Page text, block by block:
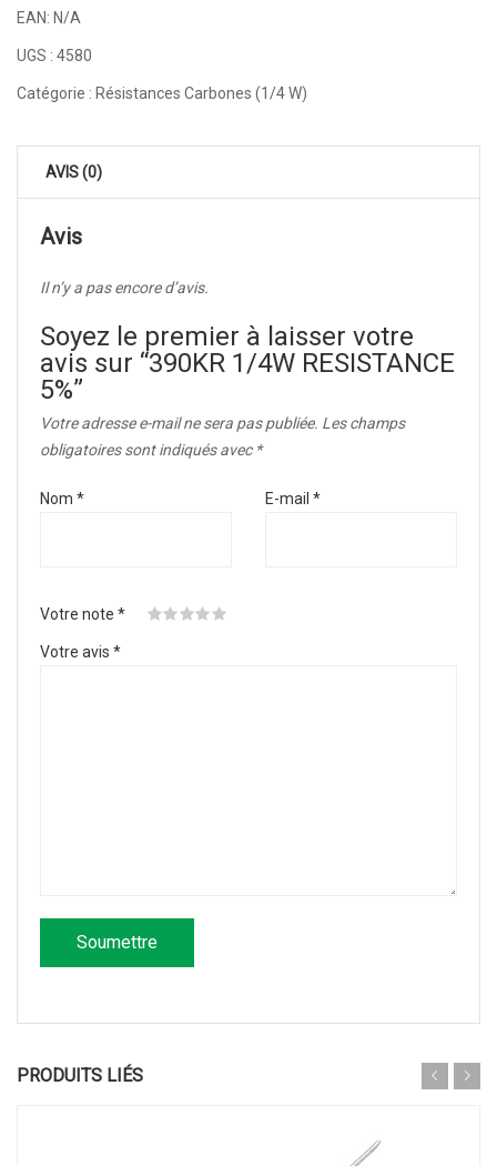
EAN: N/A
UGS : 4580
Catégorie : Résistances Carbones (1/4 W)
AVIS (0)
Avis
Il n’y a pas encore d’avis.
Soyez le premier à laisser votre
avis sur “390KR 1/4W RESISTANCE
5%”
Votre adresse e-mail ne sera pas publiée. Les champs
obligatoires sont indiqués avec *
Nom * E-mail *
Votre note *
Votre avis *
PRODUITS LIÉS